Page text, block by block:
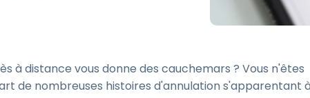
Travail à distance avec
Wacom
à distance vous donne des cauchemars ? Vous n'êtes
de nombreuses histoires d'annulation s'apparentant